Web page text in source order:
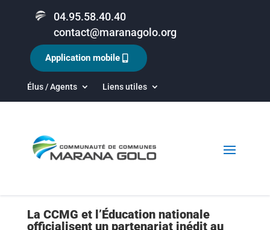
04.95.58.40.40
contact@maranagolo.org
Élus / Agents Liens utiles
Application mobile
La CCMG et l’Éducation nationale
officialisent un partenariat inédit au